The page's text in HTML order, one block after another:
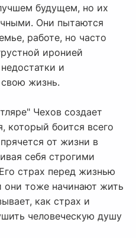
будущем, но их
Они пытаются
работе, но часто
иронией
и
свою жизнь.
Чехов создает
который боится всего
от жизни в
себя строгими
страх перед жизнью
тоже начинают жить
как страх и
человеческую душу